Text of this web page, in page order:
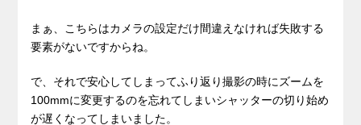
まぁ、こちらはカメラの設定だけ間違えなければ失敗する
要素がないですからね。
で、それで安心してしまってふり返り撮影の時にズームを
100mmに変更するのを忘れてしまいシャッターの切り始め
が遅くなってしまいました。